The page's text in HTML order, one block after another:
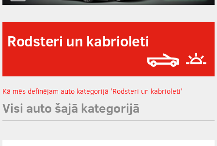
Rodsteri un kabrioleti
Kā mēs definējam auto kategorijā 'Rodsteri un kabrioleti'
Visi auto šajā kategorijā